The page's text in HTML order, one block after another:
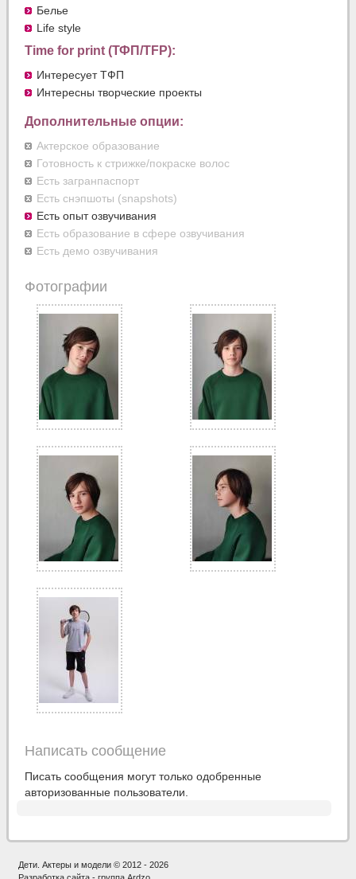
Белье
Life style
Time for print (ТФП/TFP):
Интересует ТФП
Интересны творческие проекты
Дополнительные опции:
Актерское образование
Готовность к стрижке/покраске волос
Есть загранпаспорт
Есть снэпшоты (snapshots)
Есть опыт озвучивания
Есть образование в сфере озвучивания
Есть демо озвучивания
Фотографии
Написать сообщение
Писать сообщения могут только одобренные
авторизованные пользователи.
Дети. Актеры и модели © 2012 - 2026